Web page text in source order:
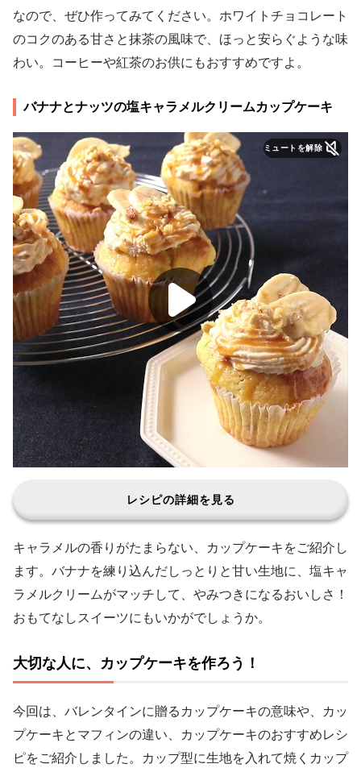
なので、ぜひ作ってみてください。ホワイトチョコレート
のコクのある甘さと抹茶の風味で、ほっと安らぐような味
わい。コーヒーや紅茶のお供にもおすすめですよ。
バナナとナッツの塩キャラメルクリームカップケーキ
ミュートを解除
レシピの詳細を見る
キャラメルの香りがたまらない、カップケーキをご紹介し
ます。バナナを練り込んだしっとりと甘い生地に、塩キャ
ラメルクリームがマッチして、やみつきになるおいしさ！
おもてなしスイーツにもいかがでしょうか。
大切な人に、カップケーキを作ろう！
今回は、バレンタインに贈るカップケーキの意味や、カッ
プケーキとマフィンの違い、カップケーキのおすすめレシ
ピをご紹介しました。カップ型に生地を入れて焼くカップ